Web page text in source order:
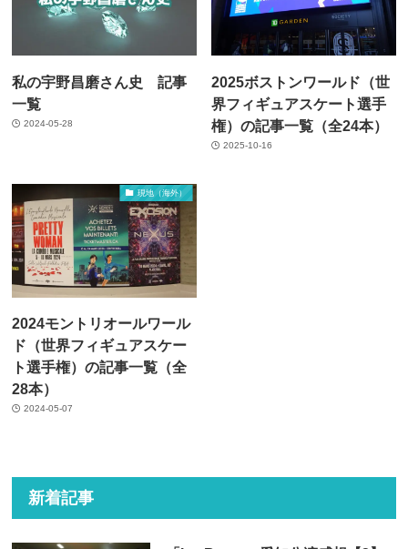
私の宇野昌磨さん史 記事
一覧
2024-05-28
2025ボストンワールド（世
界フィギュアスケート選手
権）の記事一覧（全24本）
2025-10-16
現地（海外）
2024モントリオールワール
ド（世界フィギュアスケー
ト選手権）の記事一覧（全
28本）
2024-05-07
新着記事